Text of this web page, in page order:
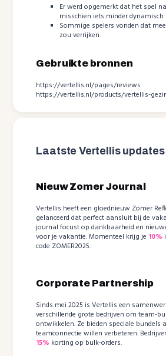
Er werd opgemerkt dat het spel
misschien iets minder
Sommige spelers vonden dat
zou verrijken.
Gebruikte bronnen
https://vertellis.nl/pages/reviews
https://vertellis.nl/products/vertellis-
Laatste Vertellis updates
Nieuw Zomer Journal
Vertellis heeft een gloednieuw Zomer
gelanceerd dat perfect aansluit bij de
journal focust op dankbaarheid en
voor je vakantie. Momenteel krijg je 10%
code ZOMER2025.
Corporate Partnership
Sinds mei 2025 is Vertellis een
verschillende grote bedrijven om team-
ontwikkelen. Ze bieden speciale bundels
teamconnectie willen verbeteren.
15% korting op bulk-orders.